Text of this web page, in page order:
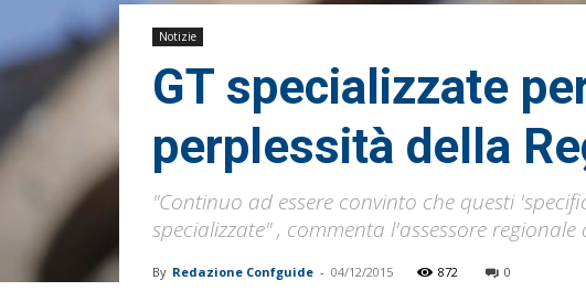
Notizie
GT specializzate
perplessità della
"Continuo ad essere convinto che questi
specializzate" , commenta l'assessore
By Redazione Confguide - 04/12/2015 872 0